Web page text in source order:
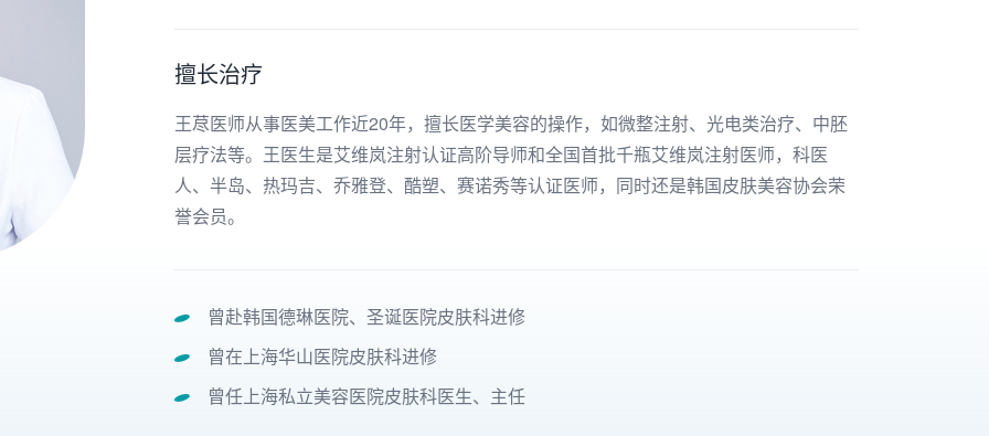
擅长治疗
王荩医师从事医美工作近20年，擅长医学美容的操作，如微整注射、光电类治疗、中胚
层疗法等。王医生是艾维岚注射认证高阶导师和全国首批千瓶艾维岚注射医师，科医
人、半岛、热玛吉、乔雅登、酷塑、赛诺秀等认证医师，同时还是韩国皮肤美容协会荣
誉会员。
曾赴韩国德琳医院、圣诞医院皮肤科进修
曾在上海华山医院皮肤科进修
曾任上海私立美容医院皮肤科医生、主任